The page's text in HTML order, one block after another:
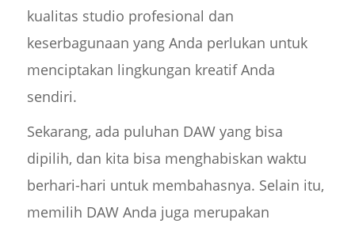
kualitas studio profesional dan
keserbagunaan yang Anda perlukan untuk
menciptakan lingkungan kreatif Anda
sendiri.
Sekarang, ada puluhan DAW yang bisa
dipilih, dan kita bisa menghabiskan waktu
berhari-hari untuk membahasnya. Selain itu,
memilih DAW Anda juga merupakan